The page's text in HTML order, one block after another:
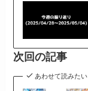
次回の記事
あわせて読みたい